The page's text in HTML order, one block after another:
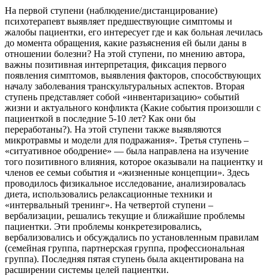
На первой ступени (наблюдение/дистанцирование)
психотерапевт выявляет предшествующие симптомы и
жалобы пациентки, его интересует где и как больная лечилась
до момента обращения, какие разъяснения ей были даны в
отношении болезни? На этой ступени, по мнению автора,
важны позитивная интерпретация, фиксация первого
появления симптомов, выявления факторов, способствующих
началу заболевания транскультуральных аспектов. Вторая
ступень представляет собой «инвентаризацию» событий
жизни и актуального конфликта (Какие события произошли с
пациенткой в последние 5-10 лет? Как они бы
переработаны?). На этой ступени также выявляются
микротравмы и модели для подражания». Третья ступень –
«ситуативное ободрение» — была направлена на изучение
того позитивного влияния, которое оказывали на пациентку и
членов ее семьи события и «жизненные концепции». Здесь
проводилось физикальное исследование, анализировалась
диета, использовались релаксационные техники и
«интервальный тренинг». На четвертой ступени –
вербализации, решались текущие и ближайшие проблемы
пациентки. Эти проблемы конкретезировались,
вербализовались и обсуждались по установленным правилам
(семейная группа, партнерская группа, профессиональная
группа). Последняя пятая ступень была акцентирована на
расширении системы целей пациентки.